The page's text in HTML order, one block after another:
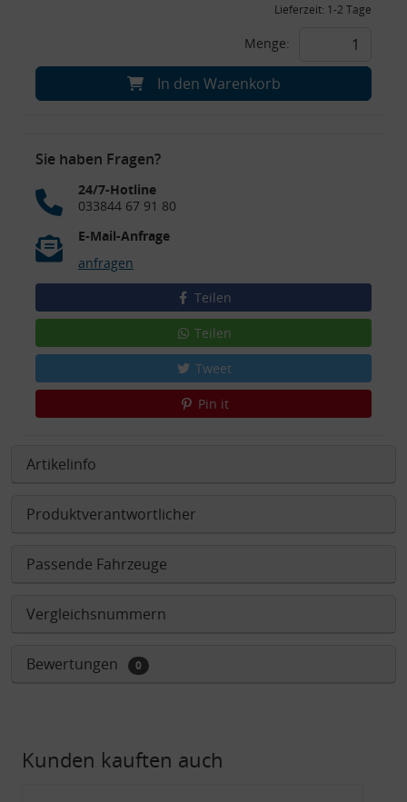
Lieferzeit: 1-2 Tage
Menge:
In den Warenkorb
Sie haben Fragen?
24/7-Hotline
033844 67 91 80
E-Mail-Anfrage
anfragen
Teilen
Teilen
Tweet
Pin it
Artikelinfo
Produktverantwortlicher
Passende Fahrzeuge
Vergleichsnummern
Bewertungen 0
Kunden kauften auch